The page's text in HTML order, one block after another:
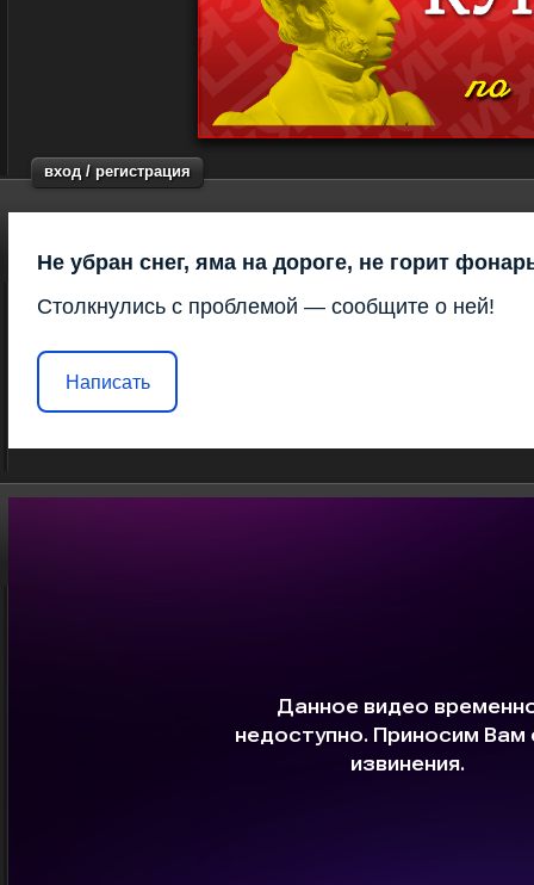
вход / регистрация
Не убран снег, яма на дороге, не горит
Столкнулись с проблемой — сообщите о ней!
Написать